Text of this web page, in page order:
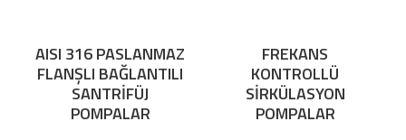
AISI 316 PASLANMAZ
FLANŞLI BAĞLANTILI
SANTRİFÜJ
POMPALAR
FREKANS
KONTROLLÜ
SİRKÜLASYON
POMPALAR